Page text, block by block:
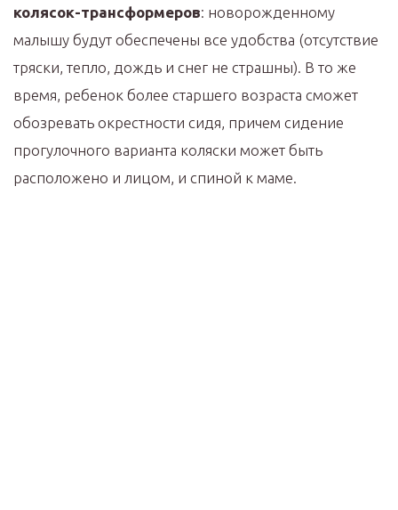
колясок-трансформеров: новорожденному
малышу будут обеспечены все удобства (отсутствие
тряски, тепло, дождь и снег не страшны). В то же
время, ребенок более старшего возраста сможет
обозревать окрестности сидя, причем сидение
прогулочного варианта коляски может быть
расположено и лицом, и спиной к маме.